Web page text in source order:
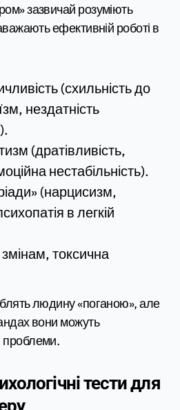
зазвичай розуміють
ефективній роботі в
(схильність до
нездатність
(дратівливість,
нестабільність).
(нарцисизм,
в легкій
змінам, токсична
людину «поганою», але
вони можуть
проблеми.
тести для